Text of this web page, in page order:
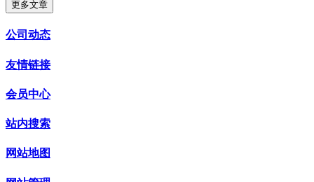
更多文章
公司动态
友情链接
会员中心
站内搜索
网站地图